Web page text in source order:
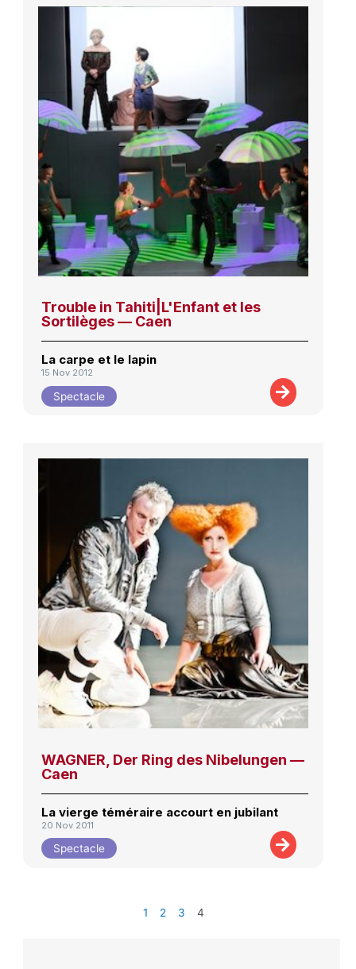
Trouble in Tahiti|L'Enfant et les
Sortilèges — Caen
La carpe et le lapin
15 Nov 2012
Spectacle
WAGNER, Der Ring des Nibelungen —
Caen
La vierge téméraire accourt en jubilant
20 Nov 2011
Spectacle
1 2 3 4